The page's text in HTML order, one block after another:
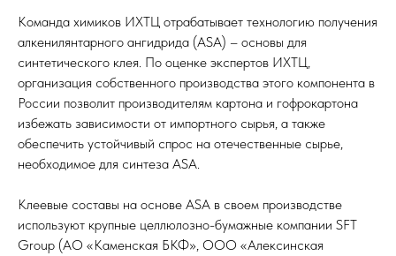
Команда химиков ИХТЦ отрабатывает технологию получения
алкенилянтарного ангидрида (ASA) – основы для
синтетического клея. По оценке экспертов ИХТЦ,
организация собственного производства этого компонента в
России позволит производителям картона и гофрокартона
избежать зависимости от импортного сырья, а также
обеспечить устойчивый спрос на отечественные сырье,
необходимое для синтеза ASA.
Клеевые составы на основе ASA в своем производстве
используют крупные целлюлозно-бумажные компании SFT
Group (АО «Каменская БКФ», ООО «Алексинская